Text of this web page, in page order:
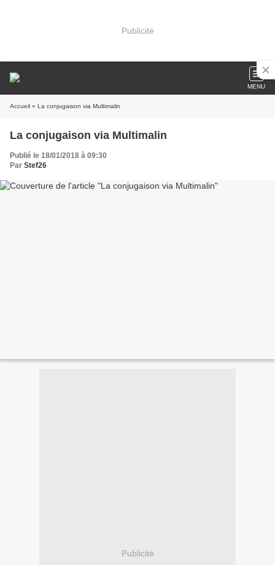
Publicité
MENU
Accueil » La conjugaison via Multimalin
La conjugaison via Multimalin
Publié le 18/01/2018 à 09:30
Par Stef26
Publicité